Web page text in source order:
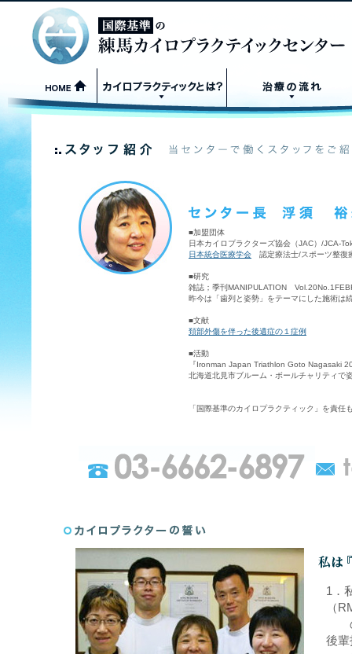
■加盟団体
日本カイロプラクターズ協会（JAC）/JCA-
日本統合医療学会 認定療法士/スポーツ整復
■研究
雑誌；季刊MANIPULATION
昨今は「歯列と姿勢」をテーマにした施術は
■文献
頚部外傷を伴った後遺症の１症例
■活動
『Ironman Japan Triathlon Goto Nagasaki
北海道北見市ブルーム・ボールチャリティで
「国際基準のカイロプラクティック」を責任
1．
（
の
後輩